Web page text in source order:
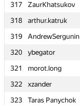
317
ZaurKhatsukov
318
arthur.katruk
319
AndrewSergunin
320
ybegator
321
morot.long
322
xzander
323
Taras Panychok
317
ZaurKhatsukov
318
arthur.katruk
319
AndrewSergunin
320
ybegator
321
morot.long
322
xzander
323
Taras Panychok